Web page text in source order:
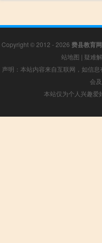
Copyright © 2012 - 2026 费县教育网
站地图 | 疑难
声明：本站内容来自互联网，如信
会
本站仅为个人兴趣爱